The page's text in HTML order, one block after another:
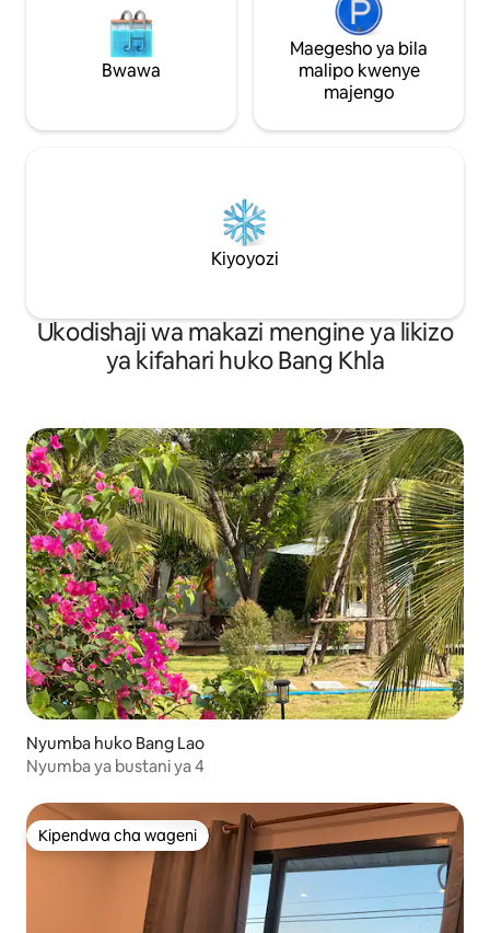
Bwawa
Maegesho ya bila
malipo kwenye
majengo
Kiyoyozi
Ukodishaji wa makazi mengine ya likizo
ya kifahari huko Bang Khla
Nyumba huko Bang Lao
Nyumba ya bustani ya 4
Kipendwa cha wageni
Kipendwa cha wageni